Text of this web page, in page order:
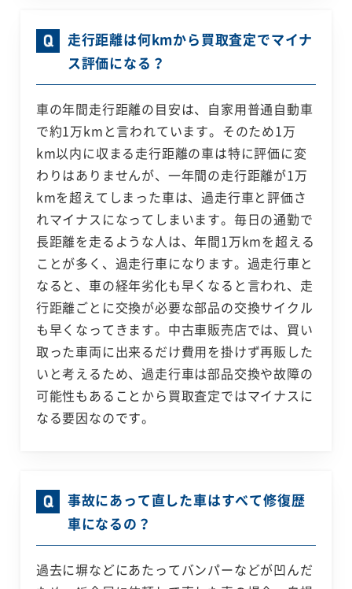
走行距離は何kmから買取査定でマイナ
ス評価になる？
車の年間走行距離の目安は、自家用普通自動車
で約1万kmと言われています。そのため1万
km以内に収まる走行距離の車は特に評価に変
わりはありませんが、一年間の走行距離が1万
kmを超えてしまった車は、過走行車と評価さ
れマイナスになってしまいます。毎日の通勤で
長距離を走るような人は、年間1万kmを超える
ことが多く、過走行車になります。過走行車と
なると、車の経年劣化も早くなると言われ、走
行距離ごとに交換が必要な部品の交換サイクル
も早くなってきます。中古車販売店では、買い
取った車両に出来るだけ費用を掛けず再販した
いと考えるため、過走行車は部品交換や故障の
可能性もあることから買取査定ではマイナスに
なる要因なのです。
事故にあって直した車はすべて修復歴
車になるの？
過去に塀などにあたってバンパーなどが凹んだ